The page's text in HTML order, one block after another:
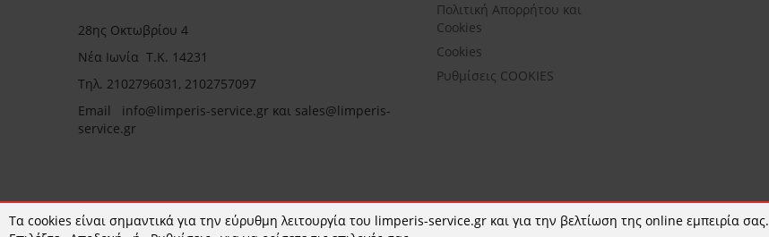
28ης Οκτωβρίου 4
Νέα Ιωνία Τ.Κ. 14231
Τηλ. 2102796031, 2102757097
Email info@limperis-service.gr και sales@limperis-
service.gr
Ωράριο καταστήματος:
Πολιτική Απορρήτου και
Cookies
Cookies
Ρυθμίσεις COOKIES
Τα cookies είναι σημαντικά για την εύρυθμη λειτουργία του limperis-service.gr και για την βελτίωση της online εμπειρία σας.